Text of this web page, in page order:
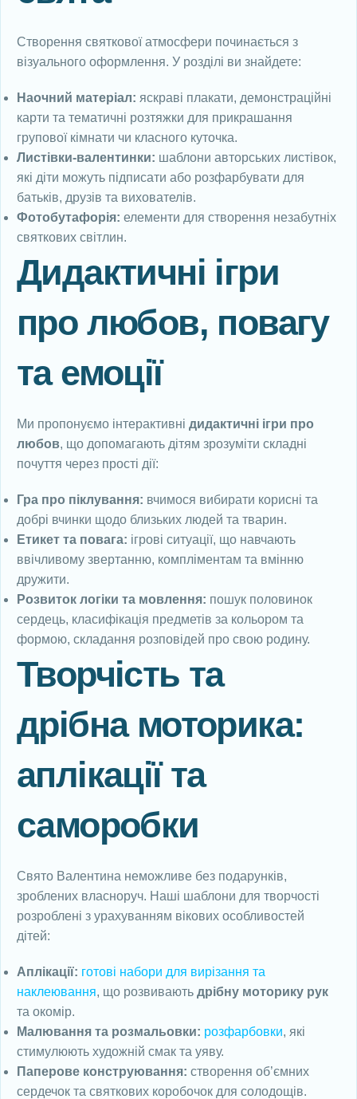
Створення святкової атмосфери починається з
візуального оформлення. У розділі ви знайдете:
Наочний матеріал: яскраві плакати, демонстраційні
карти та тематичні розтяжки для прикрашання
групової кімнати чи класного куточка.
Листівки-валентинки: шаблони авторських листівок,
які діти можуть підписати або розфарбувати для
батьків, друзів та вихователів.
Фотобутафорія: елементи для створення незабутніх
святкових світлин.
Дидактичні ігри
про любов, повагу
та емоції
Ми пропонуємо інтерактивні дидактичні ігри про
любов, що допомагають дітям зрозуміти складні
почуття через прості дії:
Гра про піклування: вчимося вибирати корисні та
добрі вчинки щодо близьких людей та тварин.
Етикет та повага: ігрові ситуації, що навчають
ввічливому звертанню, компліментам та вмінню
дружити.
Розвиток логіки та мовлення: пошук половинок
сердець, класифікація предметів за кольором та
формою, складання розповідей про свою родину.
Творчість та
дрібна моторика:
аплікації та
саморобки
Свято Валентина неможливе без подарунків,
зроблених власноруч. Наші шаблони для творчості
розроблені з урахуванням вікових особливостей
дітей:
Аплікації: готові набори для вирізання та
наклеювання, що розвивають дрібну моторику рук
та окомір.
Малювання та розмальовки: розфарбовки, які
стимулюють художній смак та уяву.
Паперове конструювання: створення об’ємних
сердечок та святкових коробочок для солодощів.